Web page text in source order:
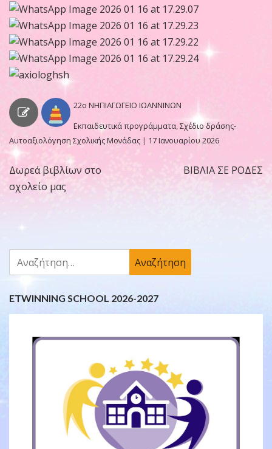
22o ΝΗΠΙΑΓΩΓΕΙΟ ΙΩΑΝΝΙΝΩΝ
Εκπαιδευτικά προγράμματα,Σχέδιο δράσης-
Αυτοαξιολόγηση Σχολικής Μονάδας | 17 Ιανουαρίου 2026
Πλοήγηση
άρθρων
Δωρεά βιβλίων στο
σχολείο μας
ΒΙΒΛΙΑ ΣΕ ΡΟΔΕΣ
Αναζήτηση
για:
ETWINNING SCHOOL 2026-2027